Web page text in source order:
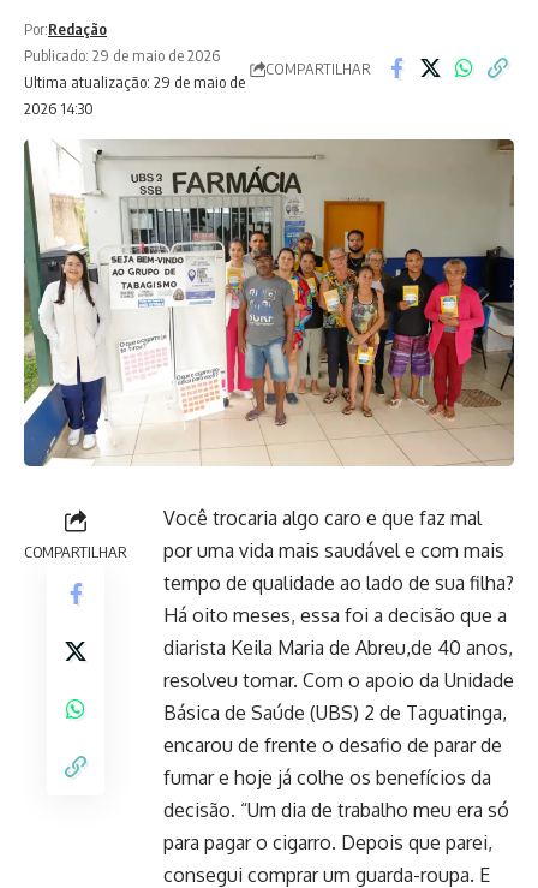
Ultima atualização: 29 de maio de
2026 14:30
Por:Redação
Publicado: 29 de maio de 2026
COMPARTILHAR
COMPARTILHAR
Você trocaria algo caro e que faz mal
por uma vida mais saudável e com mais
tempo de qualidade ao lado de sua filha?
Há oito meses, essa foi a decisão que a
diarista Keila Maria de Abreu,de 40 anos,
resolveu tomar. Com o apoio da Unidade
Básica de Saúde (UBS) 2 de Taguatinga,
encarou de frente o desafio de parar de
fumar e hoje já colhe os benefícios da
decisão. “Um dia de trabalho meu era só
para pagar o cigarro. Depois que parei,
consegui comprar um guarda-roupa. E